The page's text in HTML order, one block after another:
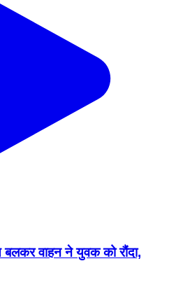
वाहन ने युवक को रौंदा,